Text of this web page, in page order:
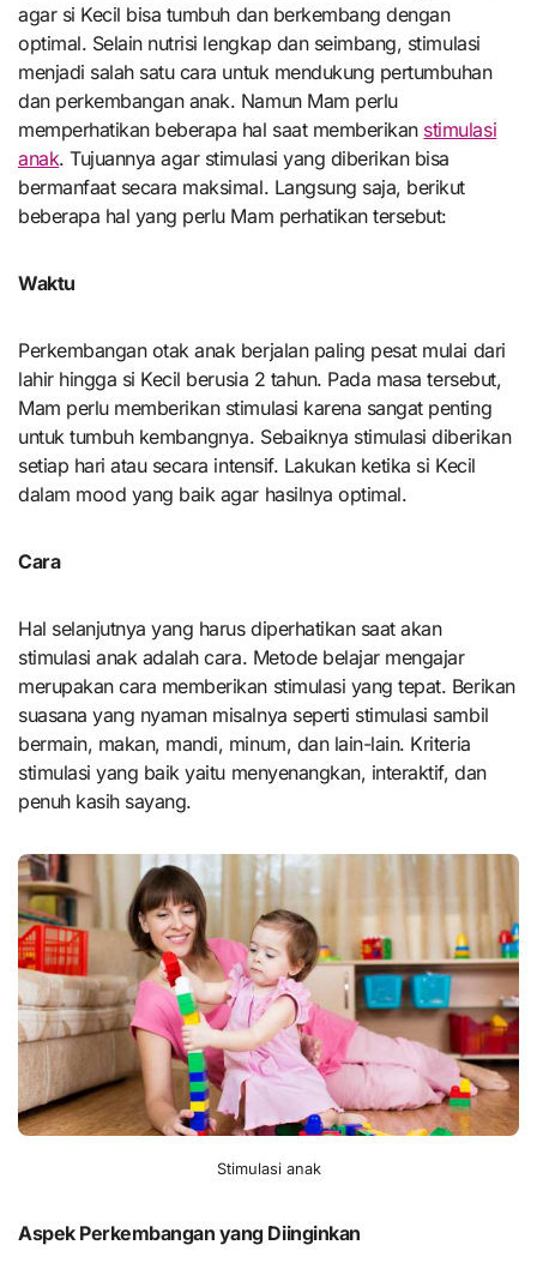
agar si Kecil bisa tumbuh dan berkembang dengan
optimal. Selain nutrisi lengkap dan seimbang, stimulasi
menjadi salah satu cara untuk mendukung pertumbuhan
dan perkembangan anak. Namun Mam perlu
memperhatikan beberapa hal saat memberikan stimulasi
anak. Tujuannya agar stimulasi yang diberikan bisa
bermanfaat secara maksimal. Langsung saja, berikut
beberapa hal yang perlu Mam perhatikan tersebut:
Waktu
Perkembangan otak anak berjalan paling pesat mulai dari
lahir hingga si Kecil berusia 2 tahun. Pada masa tersebut,
Mam perlu memberikan stimulasi karena sangat penting
untuk tumbuh kembangnya. Sebaiknya stimulasi diberikan
setiap hari atau secara intensif. Lakukan ketika si Kecil
dalam mood yang baik agar hasilnya optimal.
Cara
Hal selanjutnya yang harus diperhatikan saat akan
stimulasi anak adalah cara. Metode belajar mengajar
merupakan cara memberikan stimulasi yang tepat. Berikan
suasana yang nyaman misalnya seperti stimulasi sambil
bermain, makan, mandi, minum, dan lain-lain. Kriteria
stimulasi yang baik yaitu menyenangkan, interaktif, dan
penuh kasih sayang.
Stimulasi anak
Aspek Perkembangan yang Diinginkan